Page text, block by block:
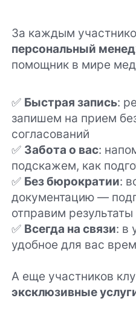
За каждым
персональный
помощник в мире
✅ Быстрая запись:
запишем на прием
согласований
✅ Забота о вас:
подскажем, как
✅ Без бюрократии:
документацию —
отправим результаты
✅ Всегда на связи: в
удобное для вас
А еще участников
эксклюзивные